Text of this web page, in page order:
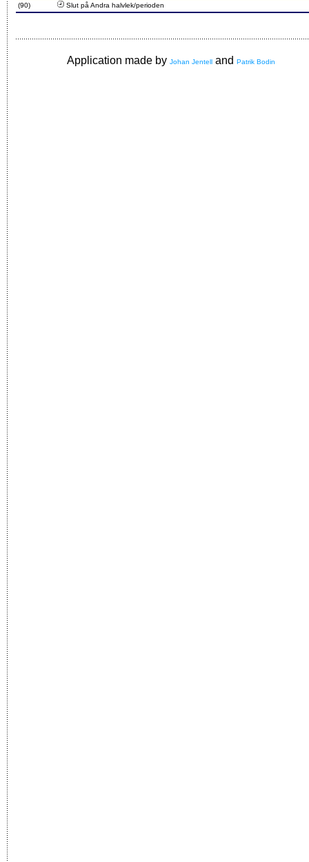
(90) Slut på Andra halvlek/perioden
Application made by Johan Jentell and Patrik Bodin